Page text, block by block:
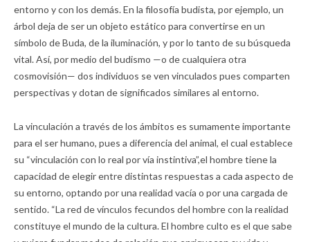
entorno y con los demás. En la filosofía budista, por ejemplo, un
árbol deja de ser un objeto estático para convertirse en un
símbolo de Buda, de la iluminación, y por lo tanto de su búsqueda
vital. Así, por medio del budismo —o de cualquiera otra
cosmovisión— dos individuos se ven vinculados pues comparten
perspectivas y dotan de significados similares al entorno.
La vinculación a través de los ámbitos es sumamente importante
para el ser humano, pues a diferencia del animal, el cual establece
su “vinculación con lo real por vía instintiva”,el hombre tiene la
capacidad de elegir entre distintas respuestas a cada aspecto de
su entorno, optando por una realidad vacía o por una cargada de
sentido. “La red de vínculos fecundos del hombre con la realidad
constituye el mundo de la cultura. El hombre culto es el que sabe